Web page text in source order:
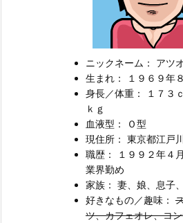
ニックネーム： アツ
生まれ： １９６９年
身長／体重： １７３
ｋｇ
血液型： Ｏ型
現住所： 東京都江戸
職歴： １９９２年４
業界勤め
家族： 妻、娘、息子
好きなもの／趣味：
ツ、カフェオレ、コ